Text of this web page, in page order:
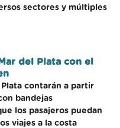
sectores y múltiples
del Plata con el
contarán a partir
bandejas
los pasajeros puedan
viajes a la costa